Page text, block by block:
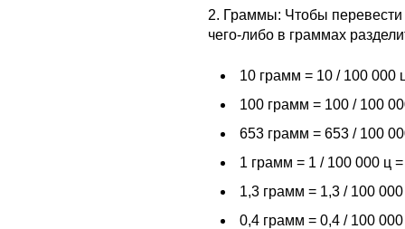
2. Граммы: Чтобы перевести
чего-либо в граммах
10 грамм = 10 / 100 000
100 грамм = 100 / 100
653 грамм = 653 / 100
1 грамм = 1 / 100 000 ц
1,3 грамм = 1,3 / 100
0,4 грамм = 0,4 / 100